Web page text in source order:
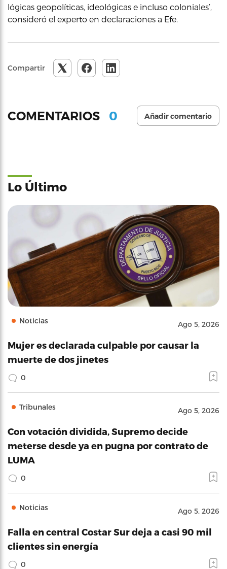
lógicas geopolíticas, ideológicas e incluso coloniales’,
consideró el experto en declaraciones a Efe.
Compartir
COMENTARIOS 0 Añadir comentario
Lo Último
Noticias Ago 5, 2026
Mujer es declarada culpable por causar la
muerte de dos jinetes
0
Tribunales Ago 5, 2026
Con votación dividida, Supremo decide
meterse desde ya en pugna por contrato de
LUMA
0
Noticias Ago 5, 2026
Falla en central Costar Sur deja a casi 90 mil
clientes sin energía
0